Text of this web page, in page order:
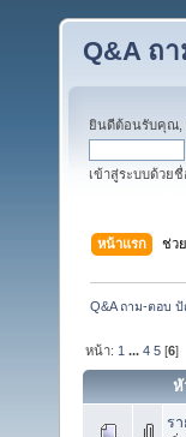
Q&A ถ
ยินดีต้อนรับคุณ,
เข้าสู่ระบบด้วย
หน้าแรก ช่ว
Q&A ถาม-ตอบ
หน้า: 1 ...4 5 [6]
หั
ร